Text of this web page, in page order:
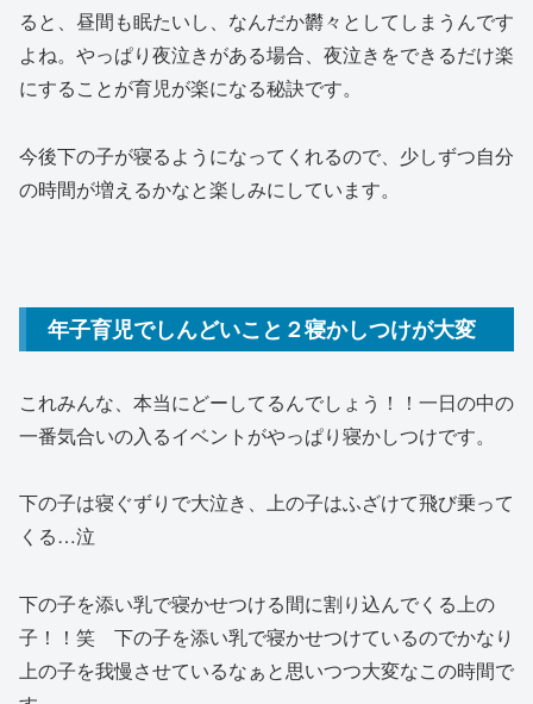
ると、昼間も眠たいし、なんだか欝々としてしまうんです
よね。やっぱり夜泣きがある場合、夜泣きをできるだけ楽
にすることが育児が楽になる秘訣です。
今後下の子が寝るようになってくれるので、少しずつ自分
の時間が増えるかなと楽しみにしています。
年子育児でしんどいこと２寝かしつけが大変
これみんな、本当にどーしてるんでしょう！！一日の中の
一番気合いの入るイベントがやっぱり寝かしつけです。
下の子は寝ぐずりで大泣き、上の子はふざけて飛び乗って
くる…泣
下の子を添い乳で寝かせつける間に割り込んでくる上の
子！！笑 下の子を添い乳で寝かせつけているのでかなり
上の子を我慢させているなぁと思いつつ大変なこの時間で